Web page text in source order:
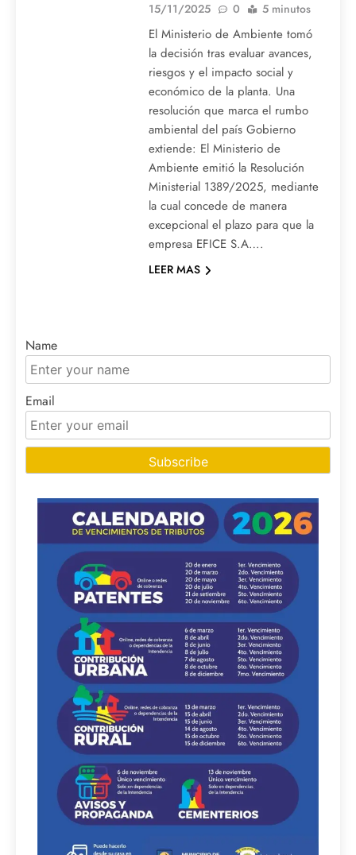
15/11/2025
0 5 minutos
El Ministerio de Ambiente tomó
la decisión tras evaluar avances,
riesgos y el impacto social y
económico de la planta. Una
resolución que marca el rumbo
ambiental del país Gobierno
extiende: El Ministerio de
Ambiente emitió la Resolución
Ministerial 1389/2025, mediante
la cual concede de manera
excepcional el plazo para que la
empresa EFICE S.A….
LEER MAS
Name
Email